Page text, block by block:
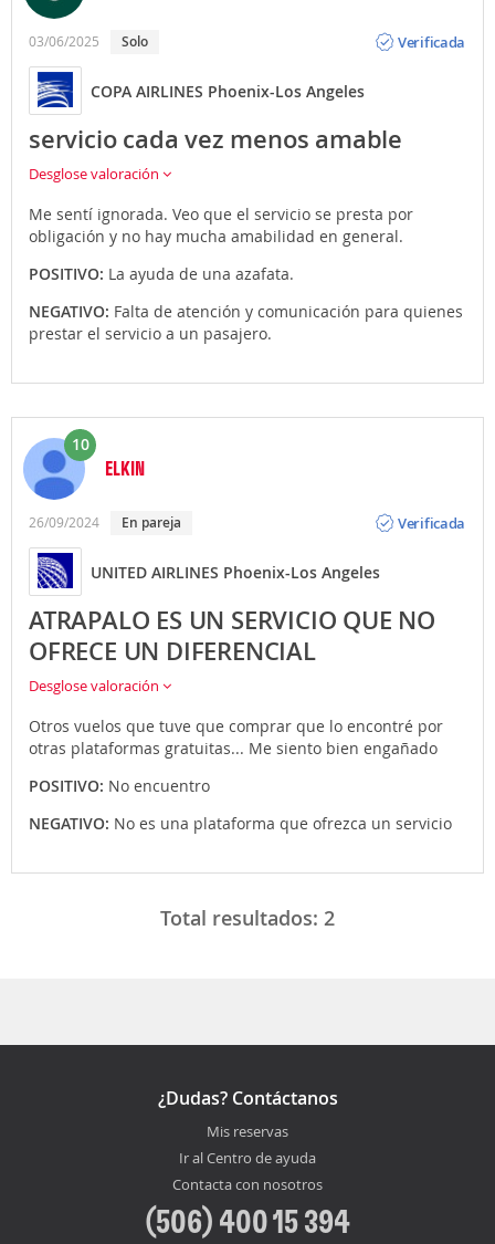
03/06/2025 Solo
Verificada
COPA AIRLINES Phoenix-Los Angeles
servicio cada vez menos amable
Desglose valoración
Me sentí ignorada. Veo que el servicio se presta por
obligación y no hay mucha amabilidad en general.
POSITIVO: La ayuda de una azafata.
NEGATIVO: Falta de atención y comunicación para quienes
prestar el servicio a un pasajero.
10
ELKIN
26/09/2024 En pareja
Verificada
UNITED AIRLINES Phoenix-Los Angeles
ATRAPALO ES UN SERVICIO QUE NO
OFRECE UN DIFERENCIAL
Desglose valoración
Otros vuelos que tuve que comprar que lo encontré por
otras plataformas gratuitas... Me siento bien engañado
POSITIVO: No encuentro
NEGATIVO: No es una plataforma que ofrezca un servicio
Total resultados: 2
¿Dudas? Contáctanos
Mis reservas
Ir al Centro de ayuda
Contacta con nosotros
(506) 400 15 394